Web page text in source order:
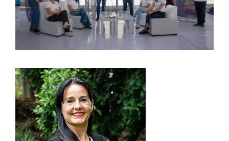
Atlas del cáncer
Repositorio
¿Quiénes somos?